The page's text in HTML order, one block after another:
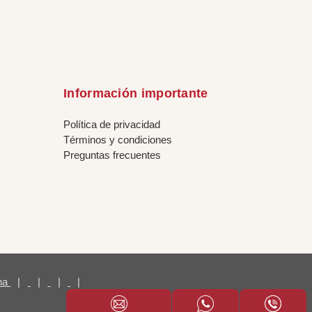
Información importante
Política de privacidad
Términos y condiciones
Preguntas frecuentes
| | | |